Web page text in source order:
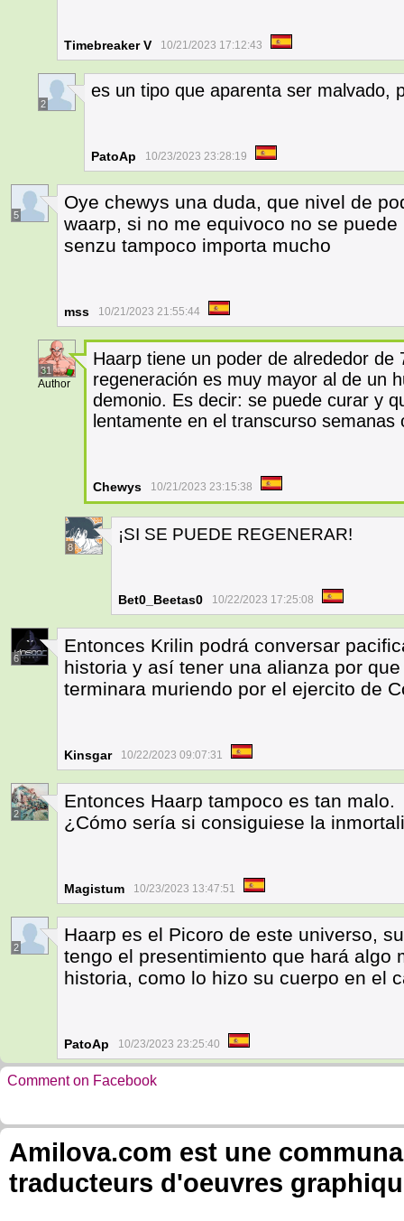
Timebreaker V 10/21/2023 17:12:43
2
es un tipo que aparenta ser malvado,
PatoAp 10/23/2023 23:28:19
5
Oye chewys una duda, que nivel de
waarp, si no me equivoco no se
senzu tampoco importa mucho
mss 10/21/2023 21:55:44
31
Author
Haarp tiene un poder de alrededor de
regeneración es muy mayor al de un
demonio. Es decir: se puede curar y
lentamente en el transcurso semanas
Chewys 10/21/2023 23:15:38
8
¡SI SE PUEDE REGENERAR!
Bet0_Beetas0 10/22/2023 17:25:08
6
Entonces Krilin podrá conversar
historia y así tener una alianza por
terminara muriendo por el ejercito de
Kinsgar 10/22/2023 09:07:31
2
Entonces Haarp tampoco es tan malo.
¿Cómo sería si consiguiese la
Magistum 10/23/2023 13:47:51
2
Haarp es el Picoro de este universo,
tengo el presentimiento que hará algo
historia, como lo hizo su cuerpo en el
PatoAp 10/23/2023 23:25:40
Comment on Facebook
Amilova.com est une
traducteurs d'oeuvres